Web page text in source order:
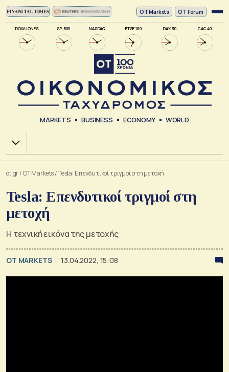
DOW JONES SP 500 NASDAQ FTSE 100 DAX 30 CAC 40
ΟΤ Markets OT Forum
MARKETS BUSINESS ECONOMY WORLD
Χ.Α.
ot.gr/OT Markets/Tesla: Επενδυτικοί τριγμοί στη μετοχή
Tesla: Επενδυτικοί τριγμοί στη
μετοχή
Η τεχνική εικόνα της μετοχής
OT MARKETS 13.04.2022, 15:08